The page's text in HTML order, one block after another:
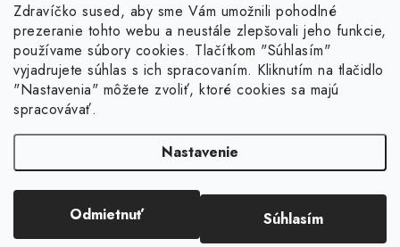
Zdravíčko sused, aby sme Vám umožnili pohodlné
prezeranie tohto webu a neustále zlepšovali jeho funkcie,
používame súbory cookies. Tlačítkom "Súhlasím"
vyjadrujete súhlas s ich spracovaním. Kliknutím na tlačidlo
"Nastavenia" môžete zvoliť, ktoré cookies sa majú
spracovávať.
Nastavenie
Odmietnuť Súhlasím
O nás
Kontakty
História a súčasnosť
Susedov blog
Pre lepšie susedstvo
Všetko o nákupe
Doprava a platba
Ako balíme zásielky?
Dokumenty
Reklamačný poriadok
Vytvoril Shoptet
Copyright 2026 . Všetky práva vyhradené.